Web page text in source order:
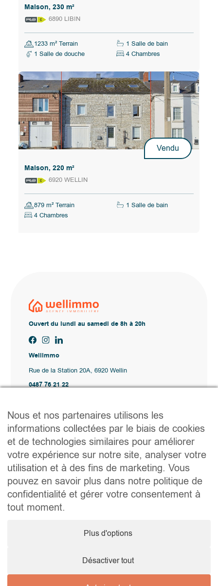
Maison, 230 m²
6890 LIBIN
1233 m² Terrain
1 Salle de bain
1 Salle de douche
4 Chambres
Vendu
Maison, 220 m²
6920 WELLIN
879 m² Terrain
1 Salle de bain
4 Chambres
Ouvert du lundi au samedi de 8h à 20h
Wellimmo
Rue de la Station 20A, 6920 Wellin
0487 76 21 22
Acheter
Louer
Vendre
Contact
Liens utiles
Conseils pratiques pour vendre ou louer
Préparer un déménagement
Documents utiles
Notaire.be
Agent immobilier courtier, agrégation octroyée en Belgique
Nous et nos partenaires utilisons les
informations collectées par le biais de cookies
et de technologies similaires pour améliorer
votre expérience sur notre site, analyser votre
utilisation et à des fins de marketing. Vous
pouvez en savoir plus dans notre politique de
confidentialité et gérer votre consentement à
tout moment.
Plus d'options
Désactiver tout